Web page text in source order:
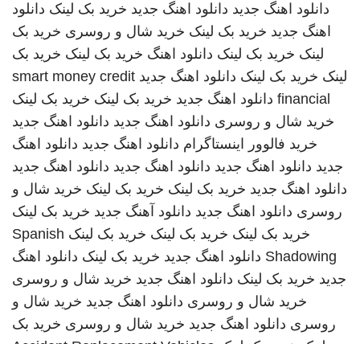
دانلود اهنگ جدید دانلود اهنگ جدید خرید بک لینک دانلود
اهنگ جدید خرید بک لینک خرید شال و روسری خرید بک
لینک خرید بک لینک دانلود اهنگ خرید بک لینک خرید بک
لینک خرید بک لینک دانلود اهنگ جدید smart money credit
financial دانلود اهنگ جدید خرید بک لینک خرید بک لینک
خرید شال و روسری دانلود اهنگ جدید دانلود اهنگ جدید
خرید فالوور اینستاگرام دانلود اهنگ جدید دانلود اهنگ
جدید دانلود اهنگ جدید دانلود اهنگ جدید دانلود اهنگ جدید
دانلود اهنگ جدید خرید بک لینک خرید بک لینک خرید شال و
روسری دانلود اهنگ جدید دانلود آهنگ جدید خرید بک لینک
خرید بک لینک خرید بک لینک خرید بک لینک Spanish
Shadowing دانلود اهنگ جدید خرید بک لینک دانلود اهنگ
جدید خرید بک لینک دانلود اهنگ جدید خرید شال و روسری
خرید شال و روسری دانلود اهنگ جدید خرید شال و
روسری دانلود اهنگ جدید خرید شال و روسری خرید بک